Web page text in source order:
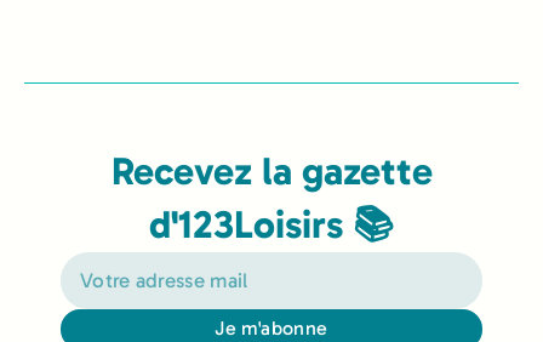
Recevez la gazette
d'123Loisirs 📚
Je m'abonne